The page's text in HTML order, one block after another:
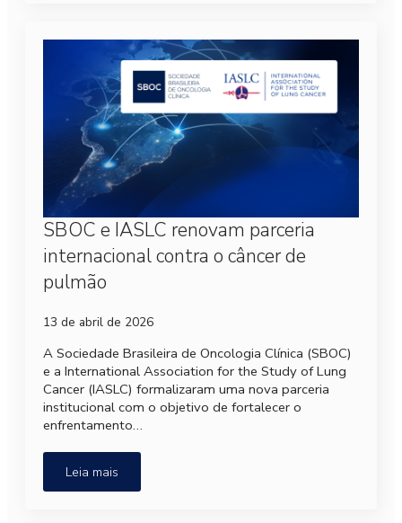
SBOC e IASLC renovam parceria
internacional contra o câncer de
pulmão
13 de abril de 2026
A Sociedade Brasileira de Oncologia Clínica (SBOC)
e a International Association for the Study of Lung
Cancer (IASLC) formalizaram uma nova parceria
institucional com o objetivo de fortalecer o
enfrentamento…
Leia mais